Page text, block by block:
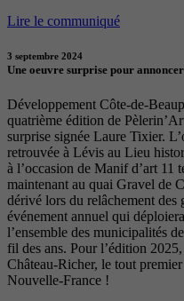
Lire le communiqué
3 septembre 2024
Une oeuvre surprise pour
Développement Côte-de-
quatrième édition de
surprise signée Laure Tixier.
retrouvée à Lévis au Lieu
à l’occasion de Manif d’art 11
maintenant au quai Gravel de
dérivé lors du relâchement des
événement annuel qui
l’ensemble des municipalités
fil des ans. Pour l’édition
Château-Richer, le tout
Nouvelle-France !